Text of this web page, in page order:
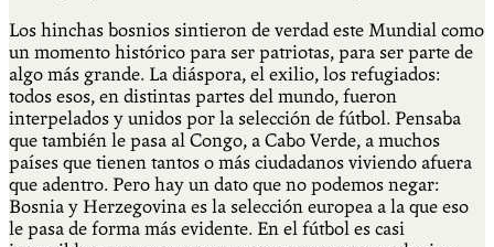
Los hinchas bosnios sintieron de verdad este Mundial como
un momento histórico para ser patriotas, para ser parte de
algo más grande. La diáspora, el exilio, los refugiados:
todos esos, en distintas partes del mundo, fueron
interpelados y unidos por la selección de fútbol. Pensaba
que también le pasa al Congo, a Cabo Verde, a muchos
países que tienen tantos o más ciudadanos viviendo afuera
que adentro. Pero hay un dato que no podemos negar:
Bosnia y Herzegovina es la selección europea a la que eso
le pasa de forma más evidente. En el fútbol es casi